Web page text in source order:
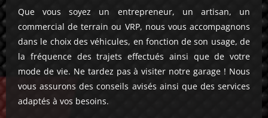
Que vous soyez un entrepreneur, un artisan, un
commercial de terrain ou VRP, nous vous accompagnons
dans le choix des véhicules, en fonction de son usage, de
la fréquence des trajets effectués ainsi que de votre
mode de vie. Ne tardez pas à visiter notre garage ! Nous
vous assurons des conseils avisés ainsi que des services
adaptés à vos besoins.